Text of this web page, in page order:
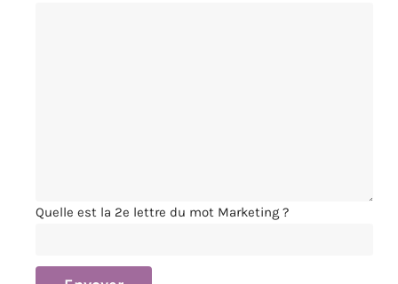
Quelle est la 2e lettre du mot Marketing ?